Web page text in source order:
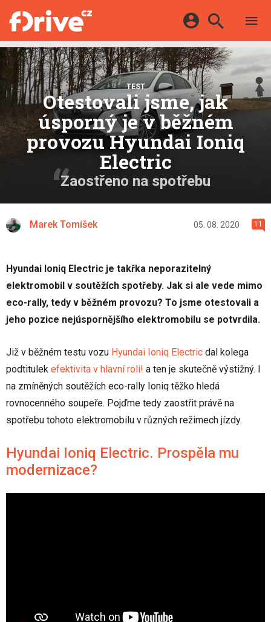
TESTY
KATALOG
MAPA STANIC
VIDEA
DALŠÍ
ELEKTROMOBILY
HYBRIDY
E-MOTORSPORT
OSTATNÍ
SERIÁLY
Přihlášení a registrace pomocí:
Facebook Google
Twitter Apple Microsoft
TEST
Otestovali jsme, jak
úsporný je v běžném
provozu Hyundai Ioniq
Electric
Zaostřeno na spotřebu
Marek Tomíšek 05. 08. 2020 11
Hyundai Ioniq Electric je takřka neporazitelný
elektromobil v soutěžích spotřeby. Jak si ale vede mimo
eco-rally, tedy v běžném provozu? To jsme otestovali a
jeho pozice nejúspornějšího elektromobilu se potvrdila.
Již v běžném testu vozu Hyundai Ioniq Electric dal kolega
podtitulek efektivita v hlavní roli! a ten je skutečně výstižný. I
na zmíněných soutěžích eco-rally Ioniq těžko hledá
rovnocenného soupeře. Pojďme tedy zaostřit právě na
spotřebu tohoto elektromobilu v různých režimech jízdy.
Hyundai Ioniq Electric. Prospěla mu
modernizace?